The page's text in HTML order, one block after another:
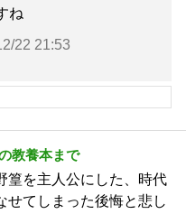
ね
22 21:53
教養本まで
篁を主人公にした、時代
せてしまった後悔と悲し